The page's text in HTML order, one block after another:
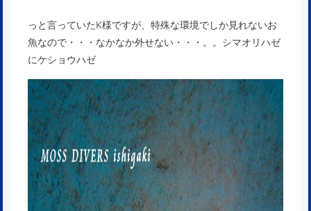
っと言っていたK様ですが、特殊な環境でしか見れないお
魚なので・・・なかなか外せない・・・。。シマオリハゼ
にケショウハゼ